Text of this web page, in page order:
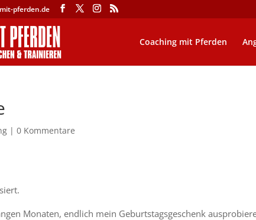
pferden.de
Coaching mit Pferden
|0 Kommentare
Monaten, endlich mein Geburtstagsgeschenk